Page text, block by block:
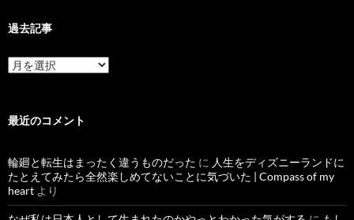
過去記事
過
去
最近のコメント
輪廻と転生はまったく違うものだった に 人生をディズニーランドに
たとえてみたら全然楽しめてないことに気づいた | Compass of my
heart より